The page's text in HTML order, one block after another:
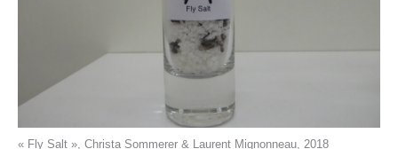
« Fly Salt », Christa Sommerer & Laurent Mignonneau, 2018